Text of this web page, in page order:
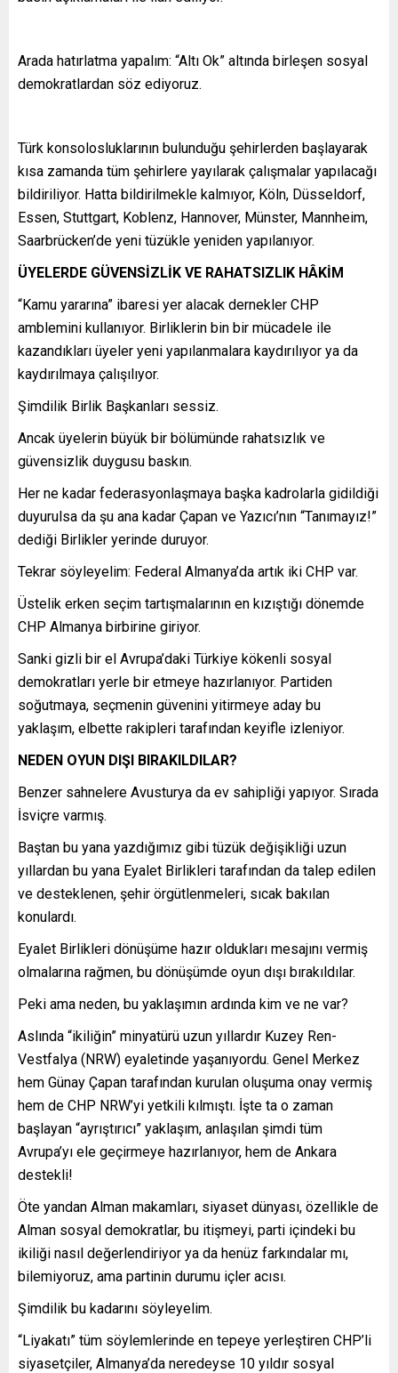
Arada hatırlatma yapalım: “Altı Ok” altında birleşen sosyal
demokratlardan söz ediyoruz.
Türk konsolosluklarının bulunduğu şehirlerden başlayarak
kısa zamanda tüm şehirlere yayılarak çalışmalar yapılacağı
bildiriliyor. Hatta bildirilmekle kalmıyor, Köln, Düsseldorf,
Essen, Stuttgart, Koblenz, Hannover, Münster, Mannheim,
Saarbrücken’de yeni tüzükle yeniden yapılanıyor.
ÜYELERDE GÜVENSİZLİK VE RAHATSIZLIK HÂKİM
“Kamu yararına” ibaresi yer alacak dernekler CHP
amblemini kullanıyor. Birliklerin bin bir mücadele ile
kazandıkları üyeler yeni yapılanmalara kaydırılıyor ya da
kaydırılmaya çalışılıyor.
Şimdilik Birlik Başkanları sessiz.
Ancak üyelerin büyük bir bölümünde rahatsızlık ve
güvensizlik duygusu baskın.
Her ne kadar federasyonlaşmaya başka kadrolarla gidildiği
duyurulsa da şu ana kadar Çapan ve Yazıcı’nın “Tanımayız!”
dediği Birlikler yerinde duruyor.
Tekrar söyleyelim: Federal Almanya’da artık iki CHP var.
Üstelik erken seçim tartışmalarının en kızıştığı dönemde
CHP Almanya birbirine giriyor.
Sanki gizli bir el Avrupa’daki Türkiye kökenli sosyal
demokratları yerle bir etmeye hazırlanıyor. Partiden
soğutmaya, seçmenin güvenini yitirmeye aday bu
yaklaşım, elbette rakipleri tarafından keyifle izleniyor.
NEDEN OYUN DIŞI BIRAKILDILAR?
Benzer sahnelere Avusturya da ev sahipliği yapıyor. Sırada
İsviçre varmış.
Baştan bu yana yazdığımız gibi tüzük değişikliği uzun
yıllardan bu yana Eyalet Birlikleri tarafından da talep edilen
ve desteklenen, şehir örgütlenmeleri, sıcak bakılan
konulardı.
Eyalet Birlikleri dönüşüme hazır oldukları mesajını vermiş
olmalarına rağmen, bu dönüşümde oyun dışı bırakıldılar.
Peki ama neden, bu yaklaşımın ardında kim ve ne var?
Aslında “ikiliğin” minyatürü uzun yıllardır Kuzey Ren-
Vestfalya (NRW) eyaletinde yaşanıyordu. Genel Merkez
hem Günay Çapan tarafından kurulan oluşuma onay vermiş
hem de CHP NRW’yi yetkili kılmıştı. İşte ta o zaman
başlayan “ayrıştırıcı” yaklaşım, anlaşılan şimdi tüm
Avrupa’yı ele geçirmeye hazırlanıyor, hem de Ankara
destekli!
Öte yandan Alman makamları, siyaset dünyası, özellikle de
Alman sosyal demokratlar, bu itişmeyi, parti içindeki bu
ikiliği nasıl değerlendiriyor ya da henüz farkındalar mı,
bilemiyoruz, ama partinin durumu içler acısı.
Şimdilik bu kadarını söyleyelim.
“Liyakatı” tüm söylemlerinde en tepeye yerleştiren CHP’li
siyasetçiler, Almanya’da neredeyse 10 yıldır sosyal